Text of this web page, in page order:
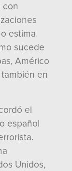
con
estima
sucede
Américo
en
el
español
Unidos,